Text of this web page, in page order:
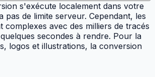
s'exécute localement dans votre
pas de limite serveur. Cependant, les
complexes avec des milliers de tracés
secondes à rendre. Pour la
logos et illustrations, la conversion